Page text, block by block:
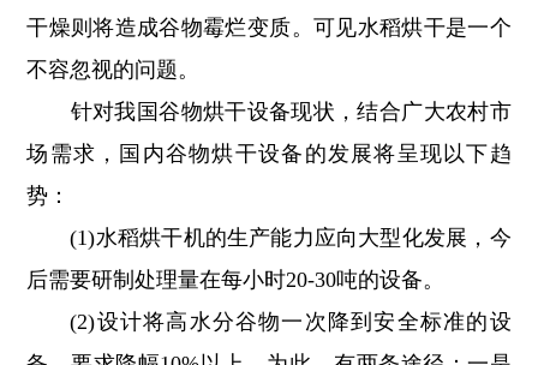
干燥则将造成谷物霉烂变质。可见水稻烘干是一个
不容忽视的问题。
针对我国谷物烘干设备现状，结合广大农村市
场需求，国内谷物烘干设备的发展将呈现以下趋
势：
(1)水稻烘干机的生产能力应向大型化发展，今
后需要研制处理量在每小时20-30吨的设备。
(2)设计将高水分谷物一次降到安全标准的设